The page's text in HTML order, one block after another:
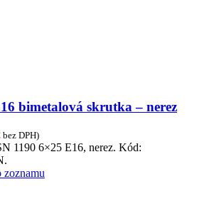
bimetalová skrutka – nerez
bez DPH)
1190 6×25 E16, nerez. Kód:
zoznamu